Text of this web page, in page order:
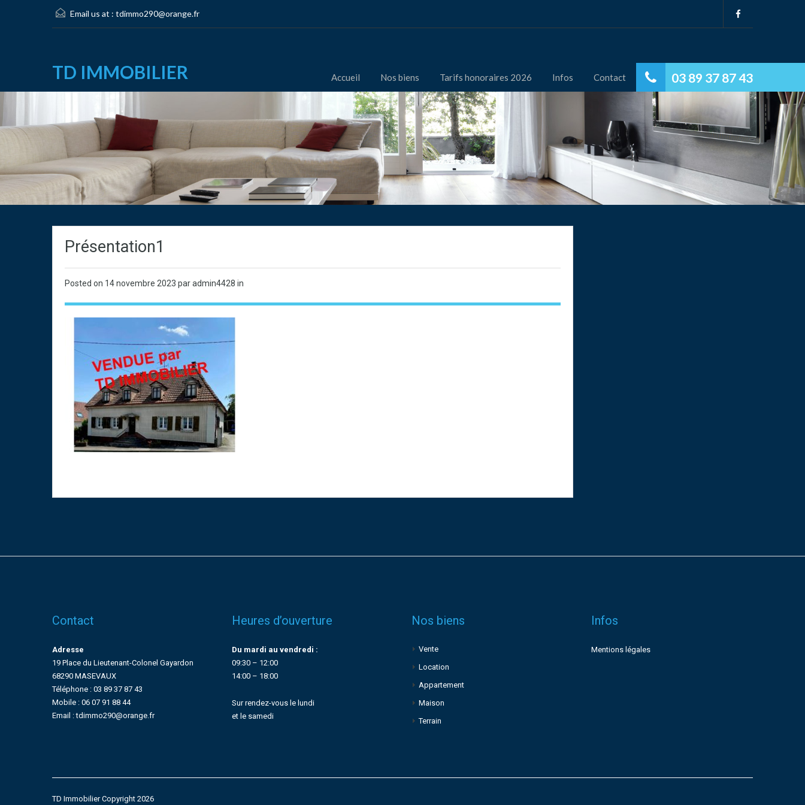
Email us at : tdimmo290@orange.fr
TD IMMOBILIER 03 89 37 87 43
Accueil Nos biens Tarifs honoraires 2026 Infos Contact
Présentation1
Posted on 14 novembre 2023 par admin4428 in
Contact
Adresse
19 Place du Lieutenant-Colonel Gayardon
68290 MASEVAUX
Téléphone : 03 89 37 87 43
Mobile : 06 07 91 88 44
Email : tdimmo290@orange.fr
Heures d’ouverture
Du mardi au vendredi :
09:30 – 12:00
14:00 – 18:00
Sur rendez-vous le lundi
et le samedi
Nos biens
Vente
Location
Appartement
Maison
Terrain
Infos
Mentions légales
TD Immobilier Copyright 2026